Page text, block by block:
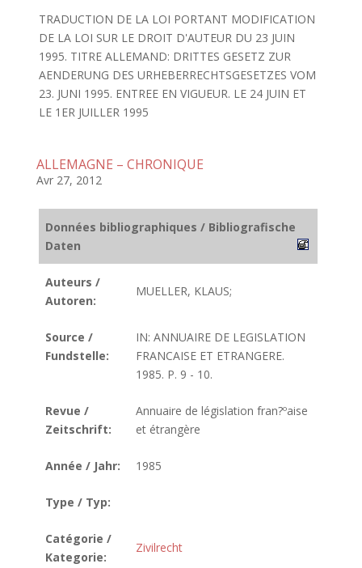
TRADUCTION DE LA LOI PORTANT MODIFICATION
DE LA LOI SUR LE DROIT D'AUTEUR DU 23 JUIN
1995. TITRE ALLEMAND: DRITTES GESETZ ZUR
AENDERUNG DES URHEBERRECHTSGESETZES VOM
23. JUNI 1995. ENTREE EN VIGUEUR. LE 24 JUIN ET
LE 1ER JUILLER 1995
ALLEMAGNE – CHRONIQUE
Avr 27, 2012
Données bibliographiques / Bibliografische
Daten
Auteurs /
Autoren:
MUELLER, KLAUS;
Source /
Fundstelle:
IN: ANNUAIRE DE LEGISLATION
FRANCAISE ET ETRANGERE.
1985. P. 9 - 10.
Revue /
Zeitschrift:
Annuaire de législation fran?ºaise
et étrangère
Année / Jahr: 1985
Type / Typ:
Catégorie /
Kategorie:
Zivilrecht